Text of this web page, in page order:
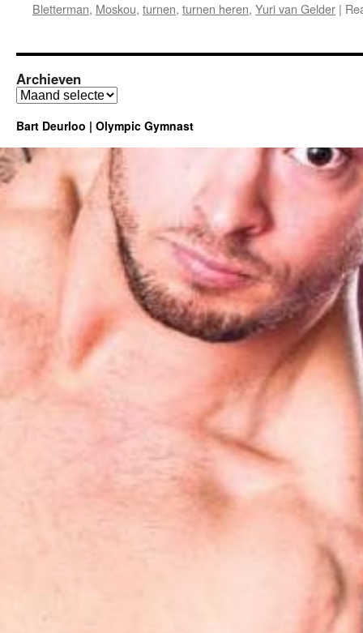
Bletterman, Moskou, turnen, turnen heren, Yuri van Gelder |
Archieven
Archieven
Bart Deurloo | Olympic Gymnast